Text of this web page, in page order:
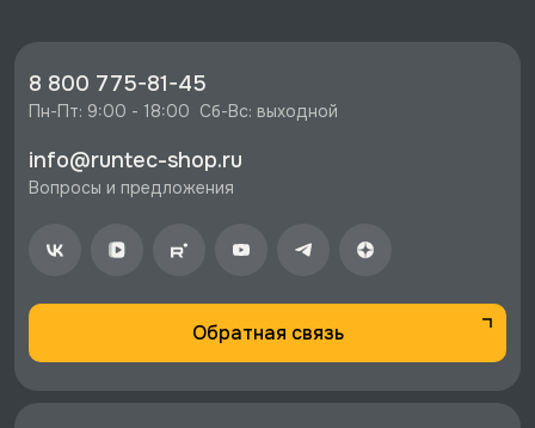
8 800 775-81-45
Пн-Пт: 9:00 - 18:00  Сб-Вс: выходной
info@runtec-shop.ru
Вопросы и предложения
Обратная связь